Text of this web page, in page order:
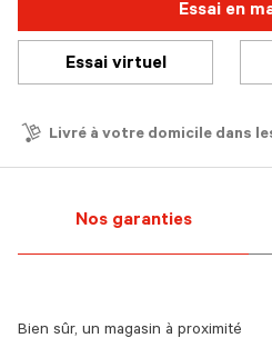
Essai en
Essai virtuel
Livré à votre domicile dans
Nos garanties
Bien sûr, un magasin à proximité